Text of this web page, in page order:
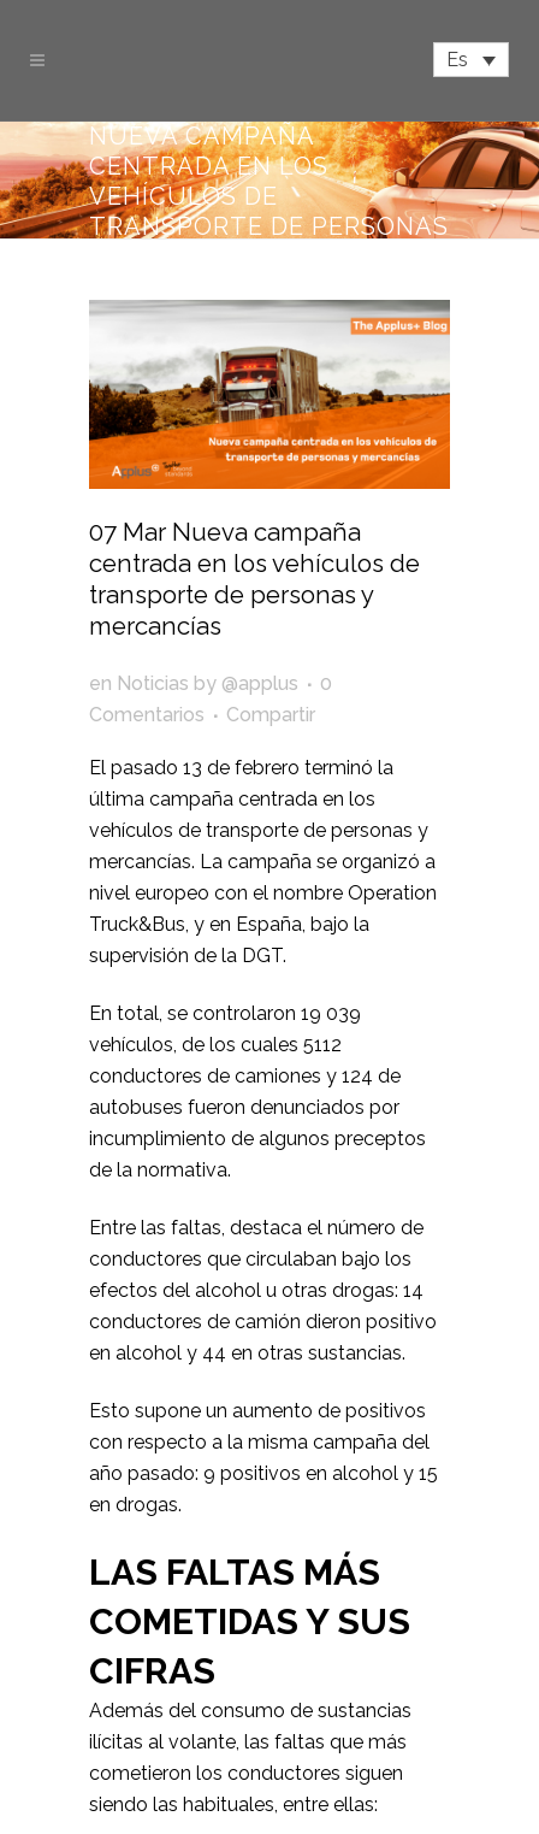
Es
NUEVA CAMPAÑA
CENTRADA EN LOS
VEHÍCULOS DE
TRANSPORTE DE PERSONAS
07 Mar Nueva campaña
centrada en los vehículos de
transporte de personas y
mercancías
en Noticias by @applus
0
Comentarios
Compartir
El pasado 13 de febrero terminó la
última campaña centrada en los
vehículos de transporte de personas y
mercancías. La campaña se organizó a
nivel europeo con el nombre Operation
Truck&Bus, y en España, bajo la
supervisión de la DGT.
En total, se controlaron 19 039
vehículos, de los cuales 5112
conductores de camiones y 124 de
autobuses fueron denunciados por
incumplimiento de algunos preceptos
de la normativa.
Entre las faltas, destaca el número de
conductores que circulaban bajo los
efectos del alcohol u otras drogas: 14
conductores de camión dieron positivo
en alcohol y 44 en otras sustancias.
Esto supone un aumento de positivos
con respecto a la misma campaña del
año pasado: 9 positivos en alcohol y 15
en drogas.
LAS FALTAS MÁS
COMETIDAS Y SUS
CIFRAS
Además del consumo de sustancias
ilícitas al volante, las faltas que más
cometieron los conductores siguen
siendo las habituales, entre ellas: